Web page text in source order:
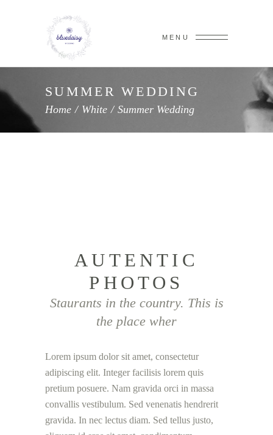
MENU
SUMMER WEDDING
Home/White/Summer Wedding
AUTENTIC
PHOTOS
Staurants in the country. This is
the place wher
Lorem ipsum dolor sit amet, consectetur
adipiscing elit. Integer facilisis lorem quis
pretium posuere. Nam gravida orci in massa
convallis vestibulum. Sed venenatis hendrerit
gravida. In nec lectus diam. Sed tellus justo,